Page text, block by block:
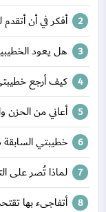
أفكر في أن
هل يعود
كيف أرجع
أعاني من الحزن
خطيبتي
لماذا تُصر على
أتفاجىء بها